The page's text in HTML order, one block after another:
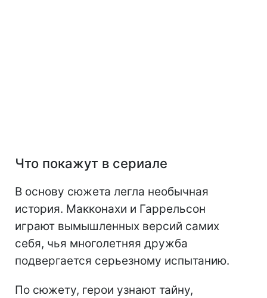
Что покажут в сериале
В основу сюжета легла необычная
история. Макконахи и Гаррельсон
играют вымышленных версий самих
себя, чья многолетняя дружба
подвергается серьезному испытанию.
По сюжету, герои узнают тайну,